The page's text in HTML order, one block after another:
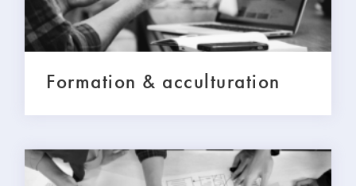
Formation & acculturation